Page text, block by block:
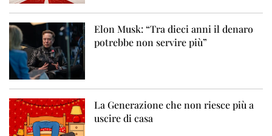
Elon Musk: “Tra dieci anni il denaro
potrebbe non servire più”
La Generazione che non riesce più a
uscire di casa